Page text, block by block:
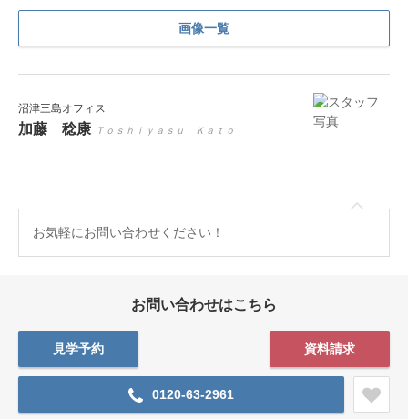
画像一覧
沼津三島オフィス
加藤 稔康 Ｔｏｓｈｉｙａｓｕ Ｋａｔｏ
お気軽にお問い合わせください！
お問い合わせはこちら
見学予約 資料請求
0120-63-2961